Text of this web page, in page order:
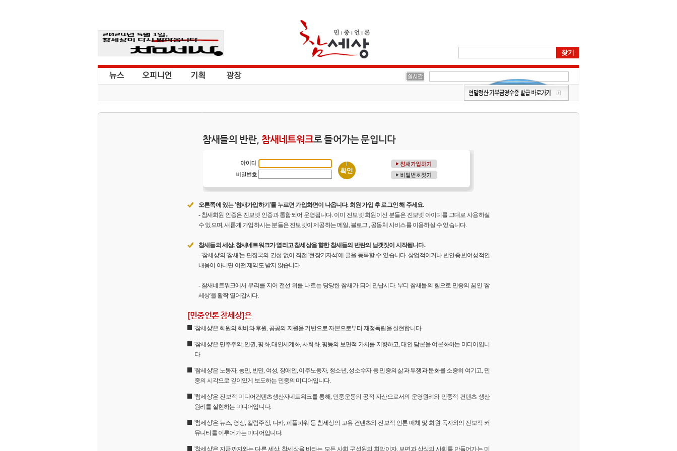
참새들의 반란, 참새네트워크로 들어가는 문입니다
오른쪽에 있는 '참새가입하기'를 누르면 가입화면이 나옵니다. 회원 가입 후 로그인 해 주세요.
- 참새회원 인증은 진보넷 인증과 통합되어 운영됩니다. 이미 진보넷 회원이신 분들은 진보넷 아이디를 그대로 사용하실
수 있으며, 새롭게 가입하시는 분들은 진보넷이 제공하는 메일, 블로그 , 공동체 사비스를 이용하실 수 있습니다.
참새들의 세상, 참새네트워크가 열리고 참세상을 향한 참새들의 반란의 날갯짓이 시작됩니다.
- '참세상'의 '참새'는 편집국의 간섭 없이 직접 '현장기자석'에 글을 등록할 수 있습니다. 상업적이거나 반인종,반여성적인
내용이 아니면 어떤 제약도 받지 않습니다.
- 참새네트워크에서 무리를 지어 전선 위를 나르는 당당한 참새가 되어 만납시다. 부디 참새들의 힘으로 민중의 꿈인 '참
세상'을 활짝 열어갑시다.
[민중언론 참세상]은
'참세상'은 회원의 회비와 후원, 공공의 지원을 기반으로 자본으로부터 재정독립을 실현합니다.
'참세상'은 민주주의, 인권, 평화, 대안세계화, 사회화, 평등의 보편적 가치를 지향하고, 대안 담론을 여론화하는 미디어입니
다
'참세상'은 노동자, 농민, 빈민, 여성, 장애인, 이주노동자, 청소년, 성소수자 등 민중의 삶과 투쟁과 문화를 소중히 여기고, 민
중의 시각으로 깊이있게 보도하는 민중의 미디어입니다.
'참세상'은 진보적 미디어컨텐츠생산자네트워크를 통해, 민중운동의 공적 자산으로서의 운영원리와 민중적 컨텐츠 생산
원리를 실현하는 미디어입니다.
'참세상'은 뉴스, 영상, 칼럼주장, 디카, 피플파워 등 참세상의 고유 컨텐츠와 진보적 언론 매체 및 회원 독자와의 진보적 커
뮤니티를 이루어가는 미디어입니다.
'참세상'은 지금까지와는 다른 세상, 참세상을 바라는 모든 사회 구성원의 희망이자, 보편과 상식의 사회를 만들어가는 미